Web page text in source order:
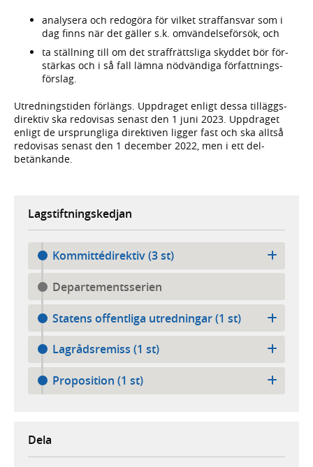
analysera och redo­göra för vilket straff­ansvar som i
dag finns när det gäller s.k. omvändelse­försök, och
ta ställning till om det straff­rätts­liga skyddet bör för­
stärkas och i så fall lämna nöd­vän­diga författ­nings­
förslag.
Utrednings­tiden förlängs. Upp­draget enligt dessa tilläggs­
direktiv ska redo­visas senast den 1 juni 2023. Uppdraget
enligt de ursprung­liga direk­tiven ligger fast och ska alltså
redo­visas senast den 1 december 2022, men i ett del­
betänkande.
Lagstiftningskedjan
Kommittédirektiv (3 st)
Departementsserien
Statens offentliga utredningar (1 st)
Lagrådsremiss (1 st)
Proposition (1 st)
Dela